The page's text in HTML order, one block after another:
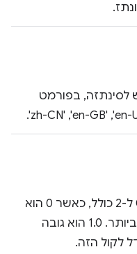
בפורמט
גובה הצליל של הדיבור בין 0 ל-2 כולל, כאשר 0 הוא
הנמוך ביותר ו-2 הוא הגבוה ביותר. ‫1.0 הוא גובה
לקול הזה.